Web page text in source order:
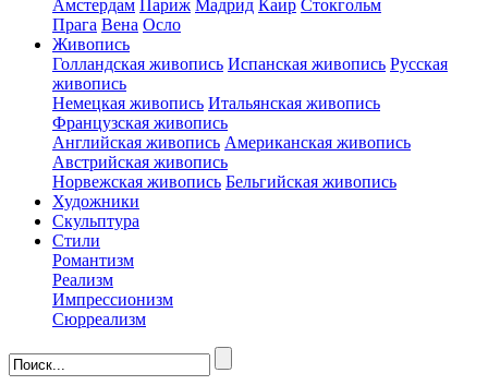
Амстердам Париж Мадрид Каир Стокгольм
Прага Вена Осло
Живопись
Голландская живопись Испанская живопись Русская
живопись
Немецкая живопись Итальянская живопись
Французская живопись
Английская живопись Американская живопись
Австрийская живопись
Норвежская живопись Бельгийская живопись
Художники
Скульптура
Стили
Романтизм
Реализм
Импрессионизм
Сюрреализм